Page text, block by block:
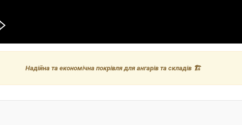
Надійна та економічна покрівля для ангарів та складів 🏗️